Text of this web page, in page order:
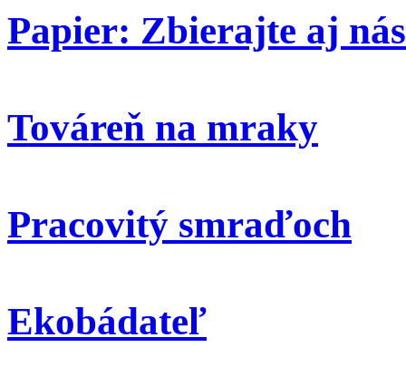
Papier: Zbierajte aj
Továreň na mraky
Pracovitý smraďoch
Ekobádateľ